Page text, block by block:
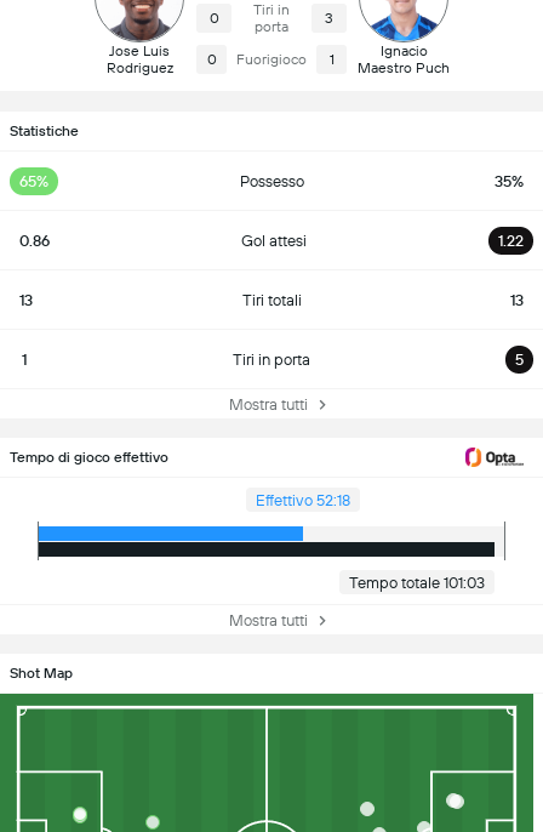
Jose Luis
Rodriguez
0
Tiri in
porta
3
0 Fuorigioco 1
Ignacio
Maestro Puch
Statistiche
65% Possesso 35%
0.86 Gol attesi 1.22
13 Tiri totali 13
1 Tiri in porta 5
Mostra tutti
Tempo di gioco effettivo
Effettivo 52:18
Tempo totale 101:03
Mostra tutti
Shot Map